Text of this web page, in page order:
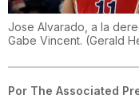
Jose Alvarado, a la
Gabe Vincent. (Gerald
Por The Associated